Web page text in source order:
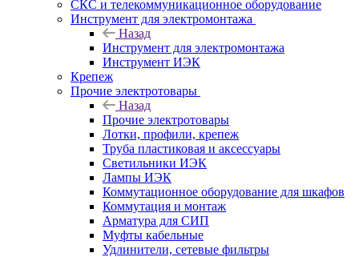
СКС и телекоммуникационное оборудование
Инструмент для электромонтажа
Назад
Инструмент для электромонтажа
Инструмент ИЭК
Крепеж
Прочие электротовары
Назад
Прочие электротовары
Лотки, профили, крепеж
Труба пластиковая и аксессуары
Светильники ИЭК
Лампы ИЭК
Коммутационное оборудование для шкафов
Коммутация и монтаж
Арматура для СИП
Муфты кабельные
Удлинители, сетевые фильтры